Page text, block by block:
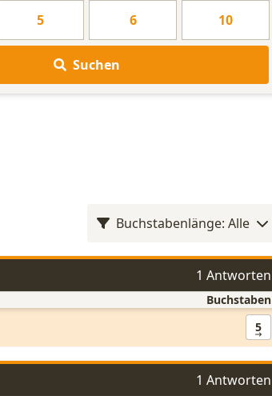
5 6 10
Suchen
Buchstabenlänge: Alle
1 Antworten
Buchstaben
5
1 Antworten